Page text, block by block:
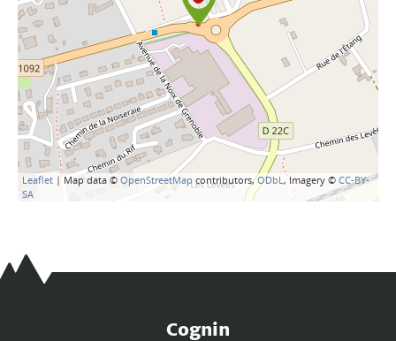
Leaflet | Map data © OpenStreetMap contributors,ODbL, Imagery © CC-BY-
SA
Cognin